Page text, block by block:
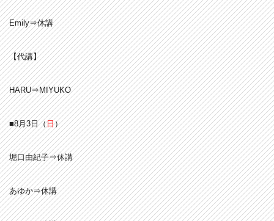
Emily⇒休講
【代講】
HARU⇒MIYUKO
■8月3日（日）
堀口由紀子⇒休講
あゆか⇒休講